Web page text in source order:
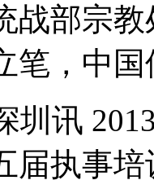
战部宗
笔，中
讯 2013
届执事